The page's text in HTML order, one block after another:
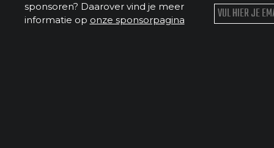
sponsoren? Daarover vind je meer
informatie op onze sponsorpagina